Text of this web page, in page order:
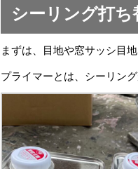
シーリング打ち
まずは、目地や窓サッシ目
プライマーとは、シーリン